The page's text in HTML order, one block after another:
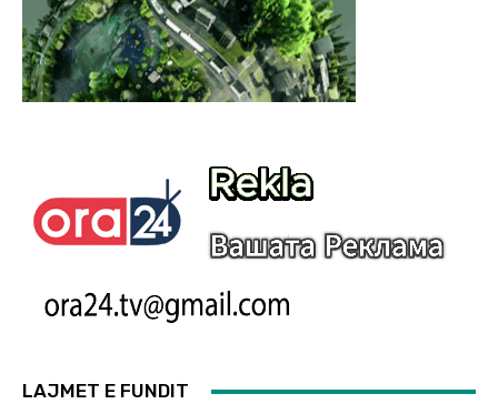
LAJMET E FUNDIT